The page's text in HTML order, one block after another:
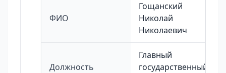
ФИО
Гощанский
Николай
Николаевич
Должность
Главный
государственный